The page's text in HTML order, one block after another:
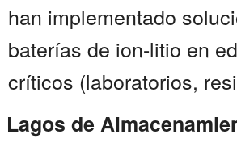
han implementado
baterías de ion-litio en
críticos (laboratorios,
Lagos de